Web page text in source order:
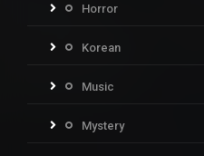
Horror
Korean
Music
Mystery